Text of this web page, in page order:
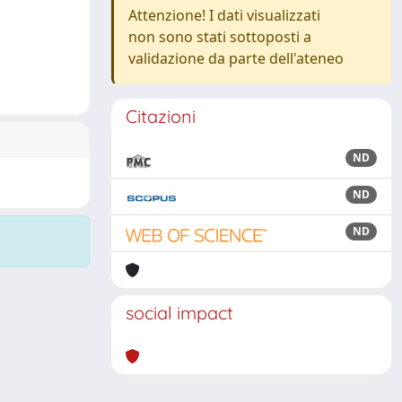
Attenzione! I dati visualizzati
non sono stati sottoposti a
validazione da parte dell'ateneo
Citazioni
ND
ND
ND
social impact